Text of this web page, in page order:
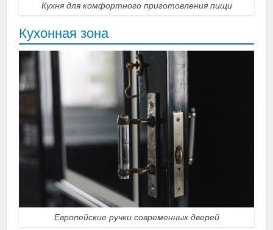
Кухня для комфортного приготовления пищи
Кухонная зона
Европейские ручки современных дверей